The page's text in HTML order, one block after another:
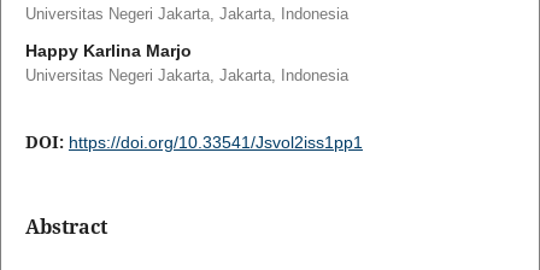
Universitas Negeri Jakarta, Jakarta, Indonesia
Happy Karlina Marjo
Universitas Negeri Jakarta, Jakarta, Indonesia
DOI: https://doi.org/10.33541/Jsvol2iss1pp1
Abstract